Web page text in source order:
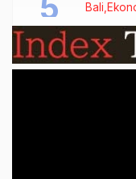
Bali